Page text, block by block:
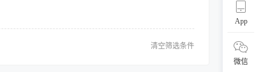
App
微信
清空筛选条件